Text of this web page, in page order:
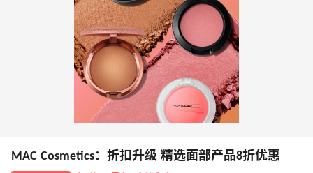
MAC Cosmetics：折扣升级 精选面部产品8折优惠